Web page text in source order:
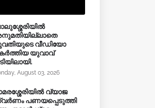
വീഡിയോ
യുവാവ്
August 03, 2026
വ്യാജ
പണയപ്പെടുത്തി